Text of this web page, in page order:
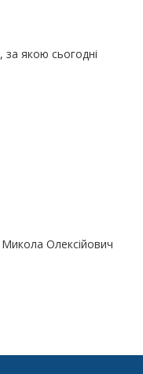
якою сьогодні
Олексійович